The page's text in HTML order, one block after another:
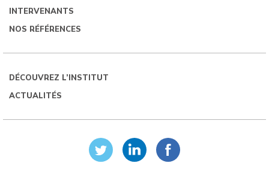
INTERVENANTS
NOS RÉFÉRENCES
DÉCOUVREZ L’INSTITUT
ACTUALITÉS